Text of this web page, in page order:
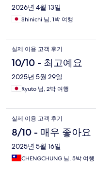
2026년 4월 13일
Shinichi 님, 1박 여행
실제 이용 고객 후기
10/10 - 최고예요
2025년 5월 29일
Ryuto 님, 2박 여행
실제 이용 고객 후기
8/10 - 매우 좋아요
2025년 5월 16일
CHENGCHUNG 님, 5박 여행